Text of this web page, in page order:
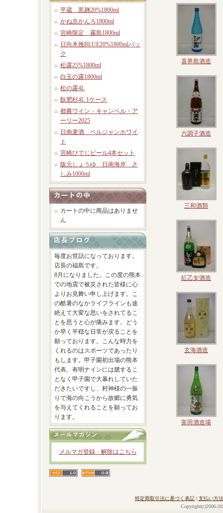
平蔵 黒麹20%1800ml
かね京かんろ1800ml
宮崎限定 霧島1800ml
日向木挽BLUE20%1800mlパッ
ク
松露25%1800ml
白玉の露1800ml
松の露4L
飫肥杉4L 1ケース
都農ワイン・キャンベル・ア
ーリー2025
日南麦酒 ベルジャンホワイ
ト
宮崎ひでじビール4本セット
阪元しょうゆ 日南海岸 さ
しみ1000ml
カートの中に商品はありませ
ん
毎度お世話になっております。
店長の福島です。
8月になりました。この度の熊本
での地震で被災された皆様に心
よりお見舞い申し上げます。こ
の酷暑のなかライフラインも途
絶えて大変な思いをされてるこ
とを思うと心が痛みます。どう
か早く平穏な日常が戻ることを
願っております。こんな時力を
くれるのはスポーツであったり
もします。甲子園初出場の熊本
代表、有明ナインには臆するこ
となく甲子園で大暴れしていた
だきたいですし、村神様の一振
りで海の向こうから故郷に勇気
を与えてくれることを願ってお
ります。
メルマガ登録・解除はこちら
喜界島酒造
六調子酒造
三和酒類
紅乙女酒造
玄海酒造
富田酒造場
特定商取引法に基づく表記| 支払い方
Copyright(c)2006-